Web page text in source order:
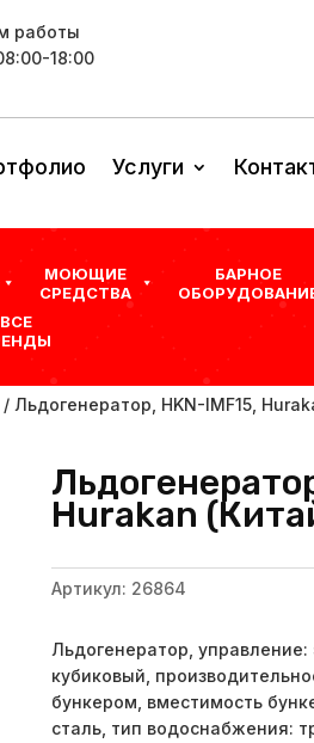
работы
18:00
Услуги
МОЮЩИЕ
СРЕДСТВА
БАРНОЕ
ВСЕ
/ Льдогенератор, HKN-IMF15,
Hurakan
Артикул: 26864
Льдогенератор,
кубиковый,
бункером, вместимость
сталь, тип водоснабжения: